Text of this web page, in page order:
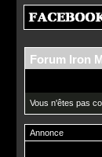
Forum Iron
Vous n'êtes pas
Annonce